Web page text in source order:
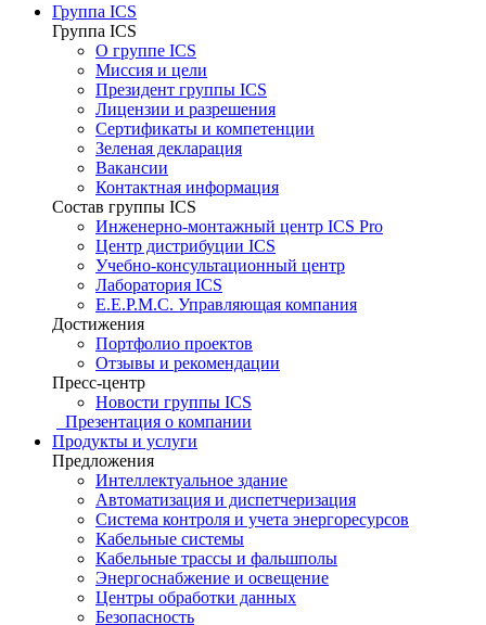
Группа ICS
Группа ICS
О группе ICS
Миссия и цели
Президент группы ICS
Лицензии и разрешения
Сертификаты и компетенции
Зеленая декларация
Вакансии
Контактная информация
Состав группы ICS
Инженерно-монтажный центр ICS Pro
Центр дистрибуции ICS
Учебно-консультационный центр
Лаборатория ICS
E.E.P.M.C. Управляющая компания
Достижения
Портфолио проектов
Отзывы и рекомендации
Пресс-центр
Новости группы ICS
Презентация о компании
Продукты и услуги
Предложения
Интеллектуальное здание
Автоматизация и диспетчеризация
Система контроля и учета энергоресурсов
Кабельные системы
Кабельные трассы и фальшполы
Энергоснабжение и освещение
Центры обработки данных
Безопасность